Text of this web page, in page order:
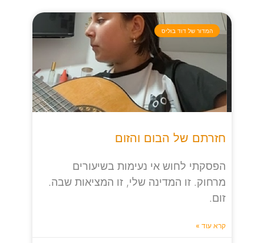
המדור של דוד בוליס
חזרתם של הבום והזום
הפסקתי לחוש אי נעימות בשיעורים
מרחוק. זו המדינה שלי, זו המציאות שבה.
זום.
קרא עוד »